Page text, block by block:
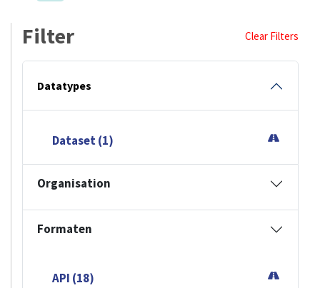
Filter Clear Filters
Datatypes
Dataset (1)
Organisation
Formaten
API (18)